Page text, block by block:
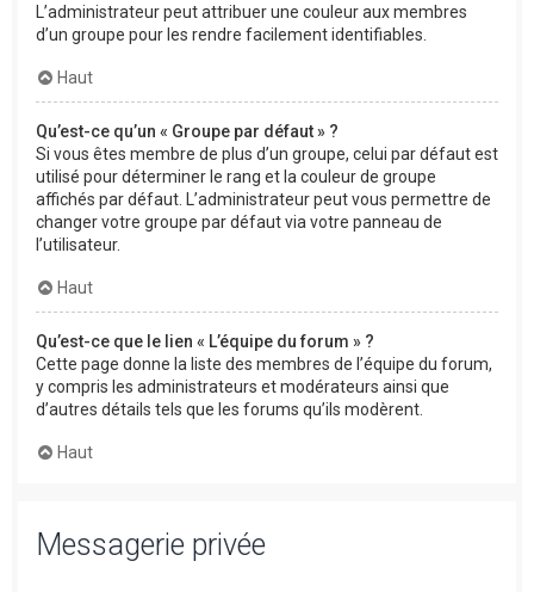
L’administrateur peut attribuer une couleur aux membres
d’un groupe pour les rendre facilement identifiables.
Haut
Qu’est-ce qu’un « Groupe par défaut » ?
Si vous êtes membre de plus d’un groupe, celui par défaut est
utilisé pour déterminer le rang et la couleur de groupe
affichés par défaut. L’administrateur peut vous permettre de
changer votre groupe par défaut via votre panneau de
l’utilisateur.
Haut
Qu’est-ce que le lien « L’équipe du forum » ?
Cette page donne la liste des membres de l’équipe du forum,
y compris les administrateurs et modérateurs ainsi que
d’autres détails tels que les forums qu’ils modèrent.
Haut
Messagerie privée